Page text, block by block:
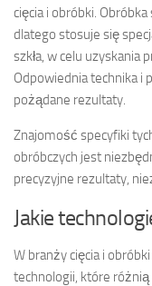
cięcia i obróbki.
dlatego stosuje się
szkła, w celu uzyskania
Odpowiednia technika i
pożądane rezultaty.
Znajomość specyfiki
obróbczych jest
precyzyjne rezultaty,
Jakie
W branży cięcia i
technologii, które różnią